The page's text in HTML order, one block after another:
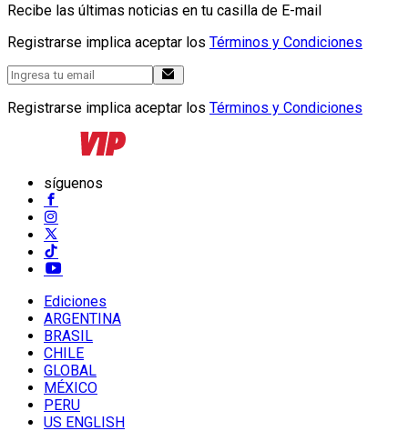
Recibe las últimas noticias en tu casilla de E-mail
Registrarse implica aceptar los Términos y Condiciones
Registrarse implica aceptar los Términos y Condiciones
síguenos
Ediciones
ARGENTINA
BRASIL
CHILE
GLOBAL
MÉXICO
PERU
US ENGLISH